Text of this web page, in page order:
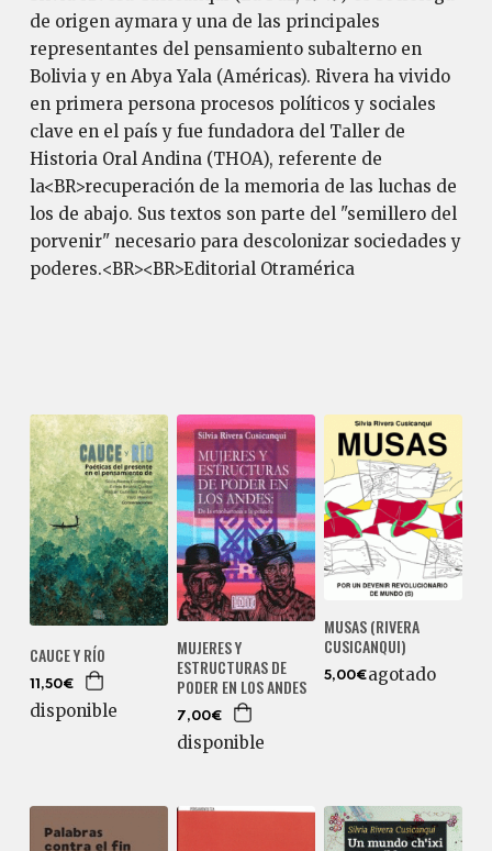
de origen aymara y una de las principales
representantes del pensamiento subalterno en
Bolivia y en Abya Yala (Américas). Rivera ha vivido
en primera persona procesos políticos y sociales
clave en el país y fue fundadora del Taller de
Historia Oral Andina (THOA), referente de
la<BR>recuperación de la memoria de las luchas de
los de abajo. Sus textos son parte del "semillero del
porvenir" necesario para descolonizar sociedades y
poderes.<BR><BR>Editorial Otramérica
CAUCE Y RÍO
11,50€
disponible
MUJERES Y
ESTRUCTURAS DE
PODER EN LOS ANDES
7,00€
disponible
MUSAS (RIVERA
CUSICANQUI)
5,00€agotado